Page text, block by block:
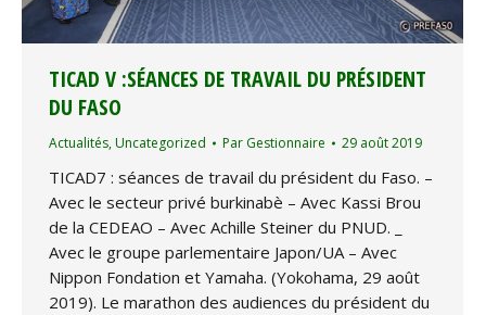
TICAD V :SÉANCES DE TRAVAIL DU PRÉSIDENT
DU FASO
Actualités, Uncategorized Par Gestionnaire 29 août 2019
TICAD7 : séances de travail du président du Faso. –
Avec le secteur privé burkinabè – Avec Kassi Brou
de la CEDEAO – Avec Achille Steiner du PNUD. _
Avec le groupe parlementaire Japon/UA – Avec
Nippon Fondation et Yamaha. (Yokohama, 29 août
2019). Le marathon des audiences du président du